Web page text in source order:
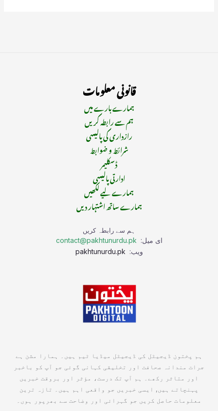
قانونی معلومات
ہمارے بارے میں
ہم سے رابطہ کریں
رازداری کی پالیسی
شرائط و ضوابط
ڈسکلیمر
ادارتی پالیسی
ہمارے لیے لکھیں
ہمارے ساتھ اشتہار دیں
ہم سے رابطہ کریں
ای میل: contact@pakhtunurdu.pk
ویب:
ہم پختون ڈیجیٹل کی ڈیجیٹل میڈیا ٹیم ہیں۔ ہمارا مشن ہے
جرات مندانہ صحافت اور تخلیقی کہانی گوئی جو آپ کو باخبر
اور متاثر رکھے۔ ہم آپ تک درست، مؤثر اور بروقت خبریں
پہنچاتے ہیں, ایسی خبریں جو واقعی اہم ہیں۔ تازہ ترین
معلومات حاصل کریں جو گہرائی اور وضاحت سے بھرپور ہوں۔